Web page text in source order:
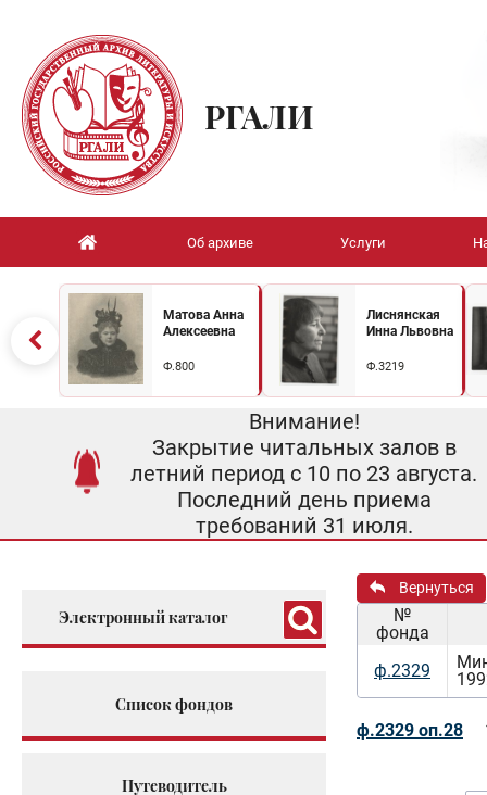
РГАЛИ
Об архиве Услуги
Матова Анна
Алексеевна
Ф.800
Лиснянская
Инна Львовна
Ф.3219
Внимание!
Закрытие читальных залов в
летний период с 10 по 23 августа.
Последний день приема
требований 31 июля.
Электронный каталог
Список фондов
Путеводитель
Вернуться
№
фонда
ф.2329
ф.2329 оп.28